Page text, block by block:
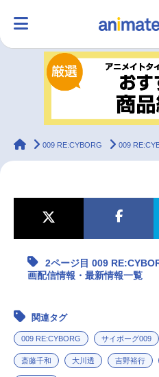
ランキング
ラジオ みんなの声
最新記事一覧
アニメ映画一覧
今期アニメ曜日別一覧
animateTimes
009 RE:CYBORG 009
2ページ目 009
画配信情報・最新情報一覧
関連タグ
009 RE:CYBORG サイボーグ009
斎藤千和 大川透 吉野裕行